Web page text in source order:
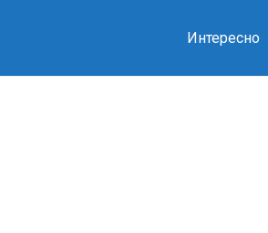
Интересно